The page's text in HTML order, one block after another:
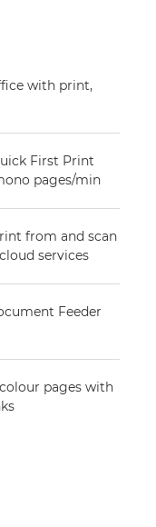
with print,
First Print
pages/min
from and scan
services
Feeder
pages with